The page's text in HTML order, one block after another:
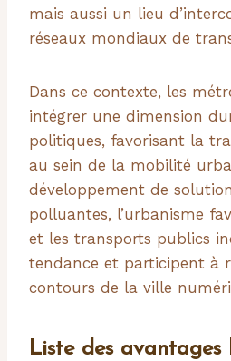
mais aussi un lieu
réseaux mondiaux de
Dans ce contexte, les
intégrer une dimension
politiques, favorisant la
au sein de la mobilité
développement de
polluantes, l’urbanisme
et les transports publics
tendance et participent à
contours de la ville
Liste des avantages